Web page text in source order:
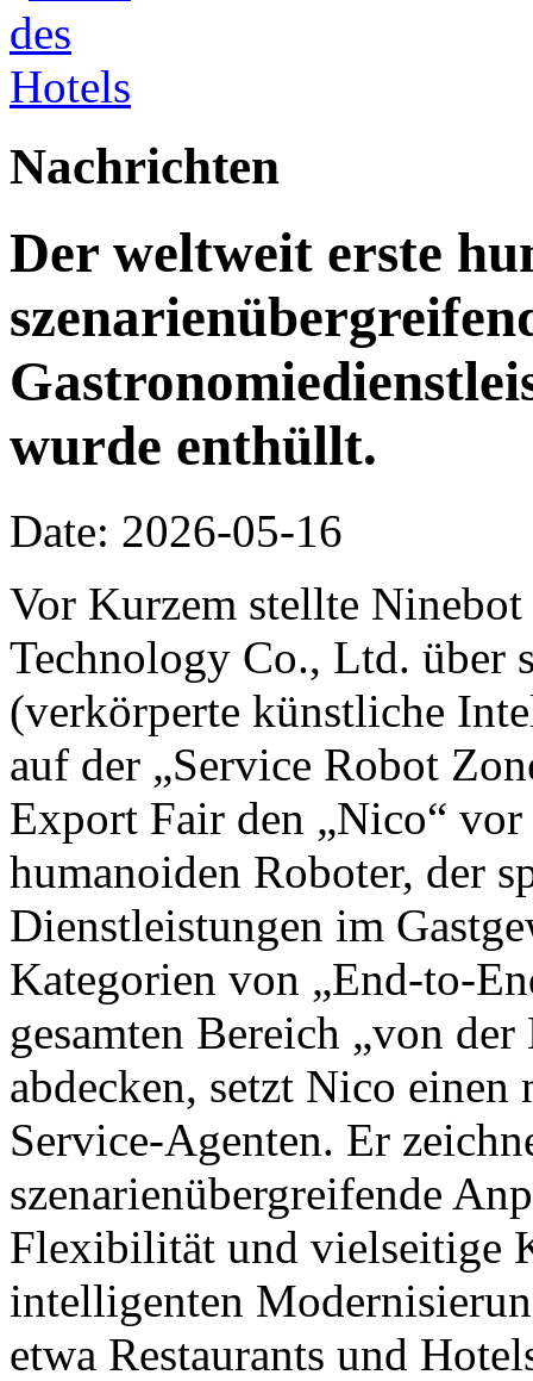
Nachrichten
Der weltweit erste
wurde enthüllt.
Date: 2026-05-16
Vor Kurzem stellte
Technology Co., Ltd. über
(verkörperte künstliche
auf der „Service Robot
Export Fair den „Nico“
humanoiden Roboter, der
Dienstleistungen im
Kategorien von „End-to-
gesamten Bereich „von
abdecken, setzt Nico
Service-Agenten. Er
szenarienübergreifende
Flexibilität und vielseitige
intelligenten
etwa Restaurants und